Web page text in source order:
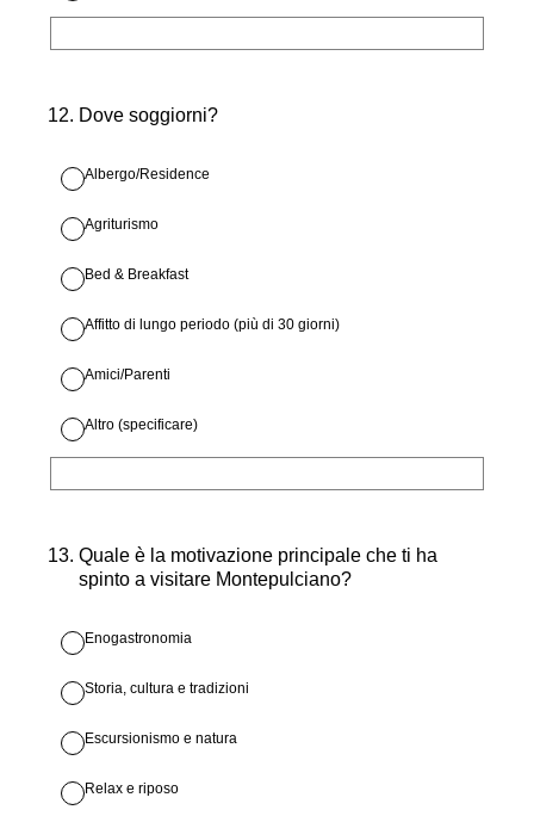
12. Dove soggiorni?
Albergo/Residence
Agriturismo
Bed & Breakfast
Affitto di lungo periodo (più di 30 giorni)
Amici/Parenti
Altro (specificare)
13. Quale è la motivazione principale che ti ha
spinto a visitare Montepulciano?
Enogastronomia
Storia, cultura e tradizioni
Escursionismo e natura
Relax e riposo